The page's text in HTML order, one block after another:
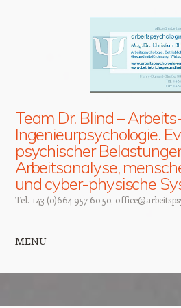
Team Dr. Blind –
Ingenieurpsychologie.
psychischer
Arbeitsanalyse,
und cyber-physische
Tel. +43 (0)664 957 60 50,
MENÜ